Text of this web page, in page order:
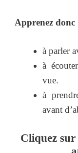
Apprenez donc
à parler
à
vue.
à
avant
Cliquez sur